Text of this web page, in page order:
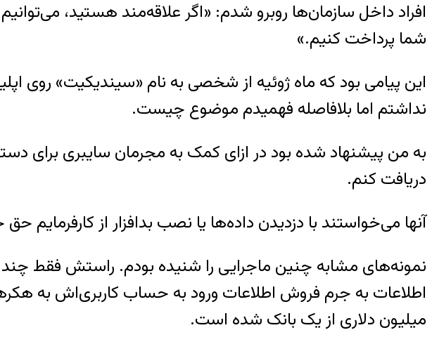
شما پرداخت کنیم.»
این پیامی بود که ماه ژوئیه از شخصی به نام «سیندیکیت» روی
نداشتم اما بلافاصله فهمیدم موضوع چیست.
به من پیشنهاد شده بود در ازای کمک به مجرمان سایبری برای
دریافت کنم.
آنها می‌خواستند با دزدیدن داده‌ها یا نصب بدافزار از
نمونه‌های مشابه چنین ماجرایی را شنیده بودم. راستش فقط چند
میلیون دلاری از یک بانک شده است.